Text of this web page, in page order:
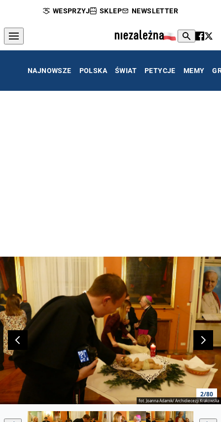
WESPRZYJ SKLEP NEWSLETTER
NAJNOWSZE POLSKA ŚWIAT PETYCJE MEMY
2/80
fot. Joanna Adamik/ Archidiecezji Krakowska